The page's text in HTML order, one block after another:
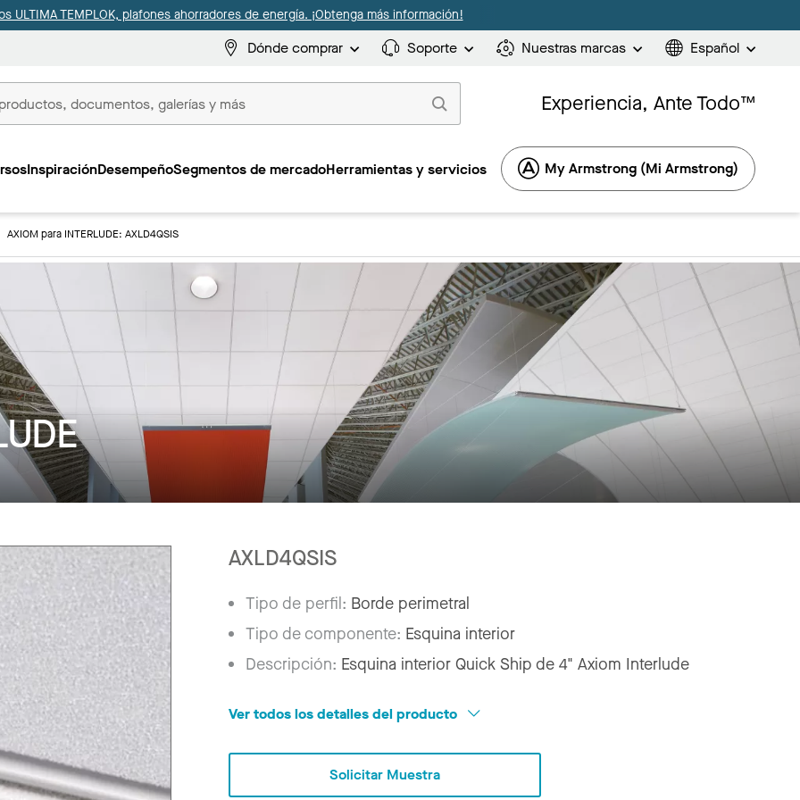
ULTIMA TEMPLOK, plafones ahorradores de energía. ¡Obtenga más información!
Dónde comprar Soporte Nuestras marcas Español
Experiencia, Ante Todo™
InspiraciónDesempeñoSegmentos de mercadoHerramientas y servicios My Armstrong (Mi Armstrong)
AXIOM para INTERLUDE: AXLD4QSIS
AXLD4QSIS
Tipo de perfil: Borde perimetral
Tipo de componente: Esquina interior
Descripción: Esquina interior Quick Ship de 4" Axiom Interlude
Ver todos los detalles del producto
Solicitar Muestra